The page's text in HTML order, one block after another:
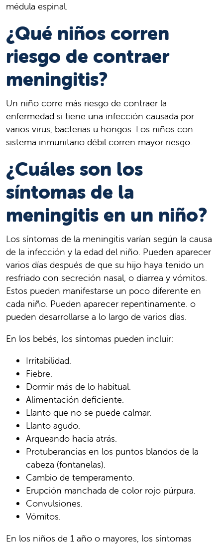
médula espinal.
¿Qué niños corren
riesgo de contraer
meningitis?
Un niño corre más riesgo de contraer la
enfermedad si tiene una infección causada por
varios virus, bacterias u hongos. Los niños con
sistema inmunitario débil corren mayor riesgo.
¿Cuáles son los
síntomas de la
meningitis en un niño?
Los síntomas de la meningitis varían según la causa
de la infección y la edad del niño. Pueden aparecer
varios días después de que su hijo haya tenido un
resfriado con secreción nasal, o diarrea y vómitos.
Estos pueden manifestarse un poco diferente en
cada niño. Pueden aparecer repentinamente. o
pueden desarrollarse a lo largo de varios días.
En los bebés, los síntomas pueden incluir:
Irritabilidad.
Fiebre.
Dormir más de lo habitual.
Alimentación deficiente.
Llanto que no se puede calmar.
Llanto agudo.
Arqueando hacia atrás.
Protuberancias en los puntos blandos de la
cabeza (fontanelas).
Cambio de temperamento.
Erupción manchada de color rojo púrpura.
Convulsiones.
Vómitos.
En los niños de 1 año o mayores, los síntomas